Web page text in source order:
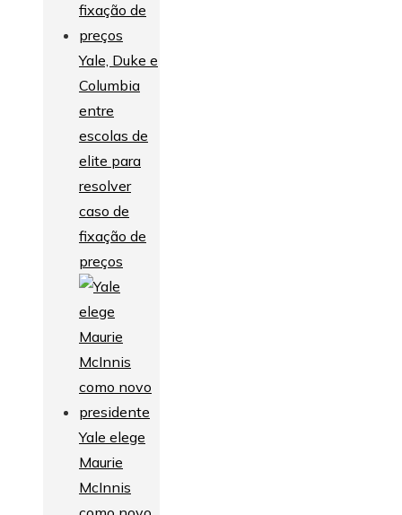
Yale, Duke e
Columbia
entre
escolas de
elite para
resolver
caso de
fixação de
preços
Yale elege
Maurie
McInnis